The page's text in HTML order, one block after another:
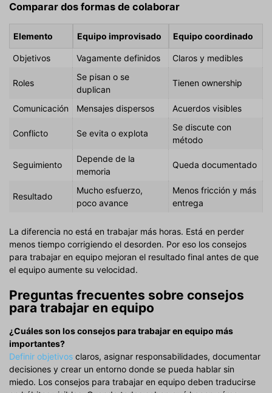
Comparar dos formas de colaborar
Elemento Equipo improvisado Equipo coordinado
Objetivos Vagamente definidos Claros y medibles
Roles
Se pisan o se
duplican
Tienen ownership
Comunicación Mensajes dispersos Acuerdos visibles
Conflicto Se evita o explota
Se discute con
método
Seguimiento
Depende de la
memoria
Queda documentado
Resultado
Mucho esfuerzo,
poco avance
Menos fricción y más
entrega
La diferencia no está en trabajar más horas. Está en perder
menos tiempo corrigiendo el desorden. Por eso los consejos
para trabajar en equipo mejoran el resultado final antes de que
el equipo aumente su velocidad.
Preguntas frecuentes sobre consejos
para trabajar en equipo
¿Cuáles son los consejos para trabajar en equipo más
importantes?
Definir objetivos claros, asignar responsabilidades, documentar
decisiones y crear un entorno donde se pueda hablar sin
miedo. Los consejos para trabajar en equipo deben traducirse